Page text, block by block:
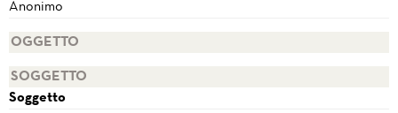
Anonimo
OGGETTO
SOGGETTO
Soggetto